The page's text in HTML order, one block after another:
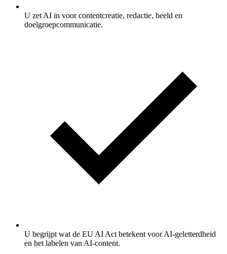
U zet AI in voor contentcreatie, redactie, beeld en
doelgroepcommunicatie.
U begrijpt wat de EU AI Act betekent voor AI-geletterdheid
en het labelen van AI-content.